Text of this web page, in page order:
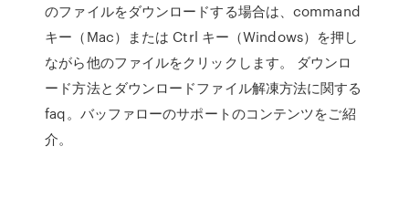
のファイルをダウンロードする場合は、command
キー（Mac）または Ctrl キー（Windows）を押し
ながら他のファイルをクリックします。 ダウンロ
ード方法とダウンロードファイル解凍方法に関する
faq。バッファローのサポートのコンテンツをご紹
介。